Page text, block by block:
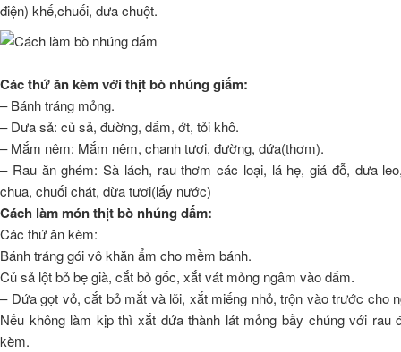
điện) khế,chuối, dưa chuột.
Các thứ ăn kèm với thịt bò nhúng giấm:
– Bánh tráng mỏng.
– Dưa sả: củ sả, đường, dấm, ớt, tỏi khô.
– Mắm nêm: Mắm nêm, chanh tươi, đường, dứa(thơm).
– Rau ăn ghém: Sà lách, rau thơm các loại, lá hẹ, giá đỗ, dưa
chua, chuối chát, dừa tươi(lấy nước)
Cách làm món thịt bò nhúng dấm:
Các thứ ăn kèm:
Bánh tráng gói vô khăn ẩm cho mềm bánh.
Củ sả lột bỏ bẹ già, cắt bỏ gốc, xắt vát mỏng ngâm vào dấm.
– Dứa gọt vỏ, cắt bỏ mắt và lõi, xắt miếng nhỏ, trộn vào trước cho
Nếu không làm kịp thì xắt dứa thành lát mỏng bầy chúng với rau
kèm.